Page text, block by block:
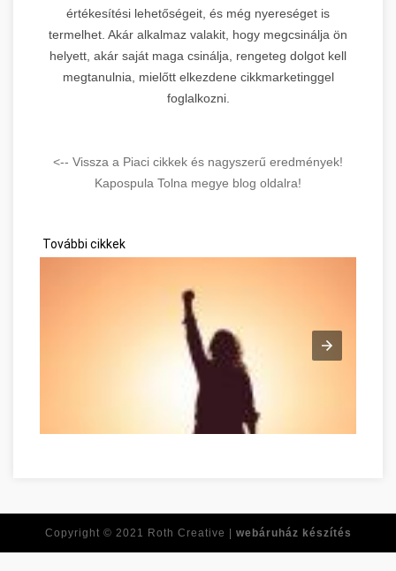
értékesítési lehetőségeit, és még nyereséget is
termelhet. Akár alkalmaz valakit, hogy megcsinálja ön
helyett, akár saját maga csinálja, rengeteg dolgot kell
megtanulnia, mielőtt elkezdene cikkmarketinggel
foglalkozni.
<-- Vissza a Piaci cikkek és nagyszerű eredmények!
Kapospula Tolna megye blog oldalra!
További cikkek
Copyright © 2021 Roth Creative | webáruház készítés